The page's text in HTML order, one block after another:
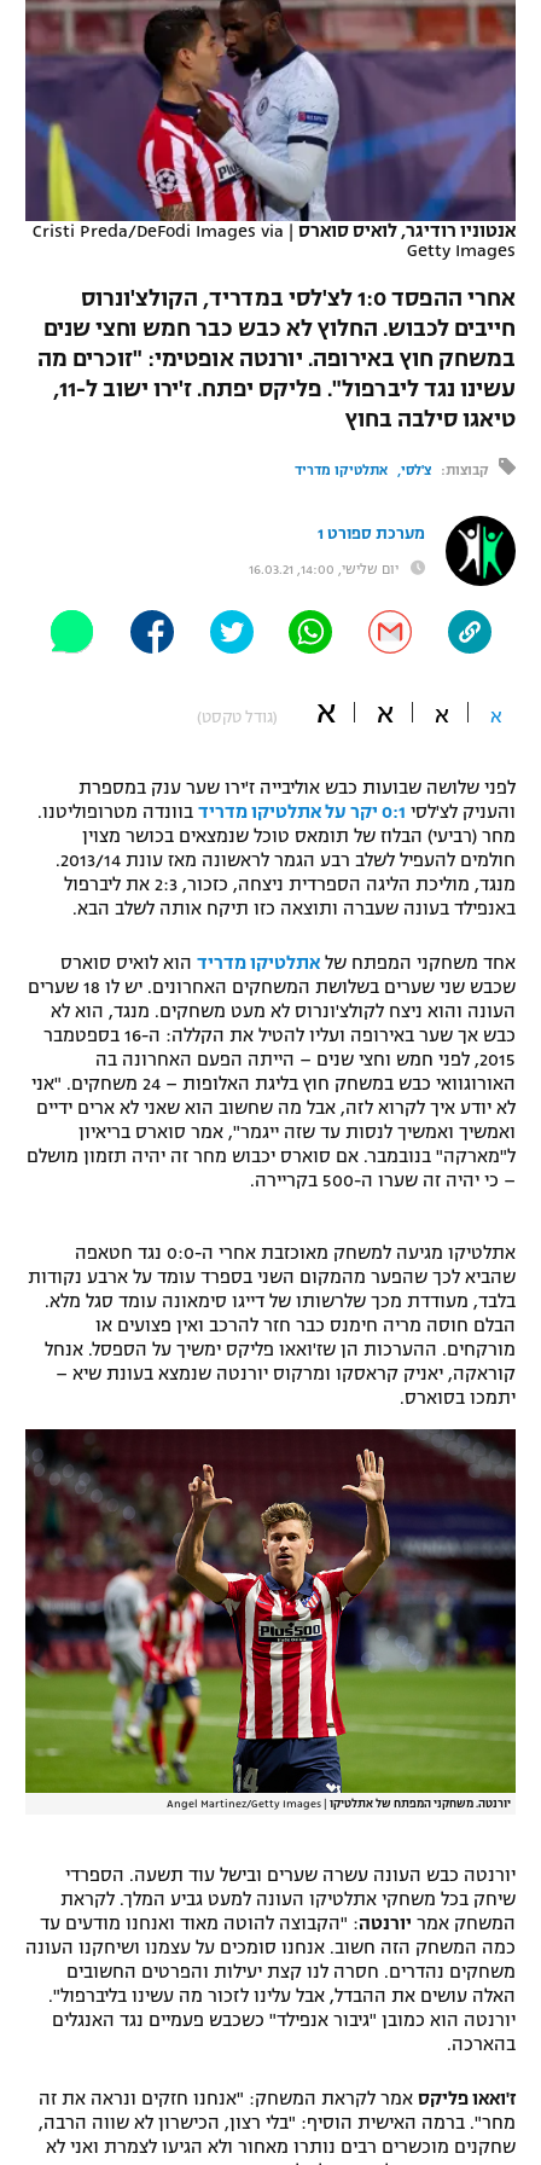
VOD
רץ ברשת
תוצאות
לוח שידורים
ברחבה
"מחצית בשכונה" – פודקאסט
משתתפים וזוכים בפרסים
תקנון משתתפים וזוכים בפרסים
תקנון עבור פעילות אלקטרה
תקנון עבור פעילות ספורט 1 – "מרלן"
גיימינג E-Sports
תנאי שימוש
מדיניות פרטיות
תקנון פעילות ספורט 1
רשיון להקרנה פומבית לבית עסק
הצטרפות לחבילת הערוצים
תגיות
המגזין
נבחרת ישראל
מכבי חיפה
בית"ר ירושלים
מכבי תל אביב
הפועל תל אביב
הפועל חיפה
הפועל באר שבע
ליגה ספרדית
ליגה איטלקית
ליגה צרפתית
ליגה הולנדית
ליגה ברזילאית
ליגות נוספות
כדורסל נשים
מכבי תל אביב
הפועל חולון
הפועל ירושלים
דני אבדיה
יורוליג
יורוקאפ
טניס
כדוריד
כדורעף
שחייה
ג'ודו
אגרוף
ספורט אולימפי
UFC
היאבקות WWE
אופניים
ספורט מוטורי
כדורמים
בייסבול MLB
ספורט אתגרי ואקסטרים
גיימינג E-Sports
אנטוניו רודיגר, לואיס סוארס |
Cristi Preda/DeFodi Images via
Getty Images
אחרי ההפסד 1:0 לצ'לסי במדריד, הקולצ'ונרוס
חייבים לכבוש. החלוץ לא כבש כבר חמש וחצי שנים
במשחק חוץ באירופה. יורנטה אופטימי: "זוכרים מה
עשינו נגד ליברפול". פליקס יפתח. ז'ירו ישוב ל-11,
טיאגו סילבה בחוץ
קבוצות: צ'לסי אתלטיקו מדריד
מערכת ספורט 1
יום שלישי, 14:00, 16.03.21
א א א א (גודל טקסט)
לפני שלושה שבועות כבש אוליבייה ז'ירו שער ענק במספרת
והעניק לצ'לסי 0:1 יקר על אתלטיקו מדריד
בוונדה מטרופוליטנו.
מחר (רביעי) הבלוז של תומאס טוכל שנמצאים בכושר מצוין
חולמים להעפיל לשלב רבע הגמר לראשונה מאז עונת 2013/14.
מנגד, מוליכת הליגה הספרדית ניצחה, כזכור, 2:3 את ליברפול
באנפילד בעונה שעברה ותוצאה כזו תיקח אותה לשלב הבא.
אחד משחקני המפתח של אתלטיקו מדריד הוא לואיס סוארס
שכבש שני שערים בשלושת המשחקים האחרונים. יש לו 18 שערים
העונה והוא ניצח לקולצ'ונרוס לא מעט משחקים. מנגד, הוא לא
כבש אך שער באירופה ועליו להטיל את הקללה: ה-16 בספטמבר
2015, לפני חמש וחצי שנים – הייתה הפעם האחרונה בה
האורוגוואי כבש במשחק חוץ בליגת האלופות – 24 משחקים. "אני
לא יודע איך לקרוא לזה, אבל מה שחשוב הוא שאני לא ארים ידיים
ואמשיך ואמשיך לנסות עד שזה ייגמר", אמר סוארס בריאיון
ל"מארקה" בנובמבר. אם סוארס יכבוש מחר זה יהיה תזמון מושלם
– כי יהיה זה שערו ה-500 בקריירה.
אתלטיקו מגיעה למשחק מאוכזבת אחרי ה-0:0 נגד חטאפה
שהביא לכך שהפער מהמקום השני בספרד עומד על ארבע נקודות
בלבד, מעודדת מכך שלרשותו של דייגו סימאונה עומד סגל מלא.
הבלם חוסה מריה חימנס כבר חזר להרכב ואין פצועים או
מורקחים. ההערכות הן שז'ואאו פליקס ימשיך על הספסל. אנחל
קוראקה, יאניק קראסקו ומרקוס יורנטה שנמצא בעונת שיא –
יתמכו בסוארס.
יורנטה. משחקני המפתח של אתלטיקו Angel Martinez/Getty Images
יורנטה כבש העונה עשרה שערים ובישל עוד תשעה. הספרדי
שיחק בכל משחקי אתלטיקו העונה למעט גביע המלך. לקראת
המשחק אמר יורנטה: "הקבוצה להוטה מאוד ואנחנו מודעים עד
כמה המשחק הזה חשוב. אנחנו סומכים על עצמנו ושיחקנו העונה
משחקים נהדרים. חסרה לנו קצת יעילות והפרטים החשובים
האלה עושים את ההבדל, אבל עלינו לזכור מה עשינו בליברפול".
יורנטה הוא כמובן "גיבור אנפילד" כשכבש פעמיים נגד האנגלים
בהארכה.
ז'ואאו פליקס אמר לקראת המשחק: "אנחנו חזקים ונראה את זה
מחר". ברמה האישית הוסיף: "בלי רצון, הכישרון לא שווה הרבה,
שחקנים מוכשרים רבים נותרו מאחור ולא הגיעו לצמרת ואני לא